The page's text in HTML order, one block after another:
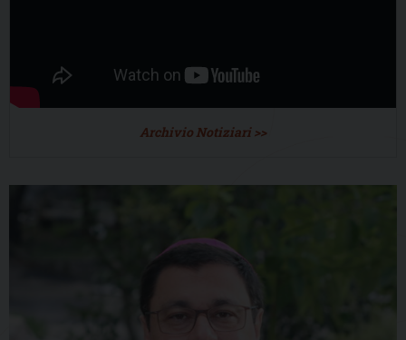
Archivio Notiziari >>